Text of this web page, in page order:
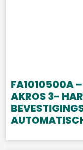
FA1010500A –
AKROS 3-